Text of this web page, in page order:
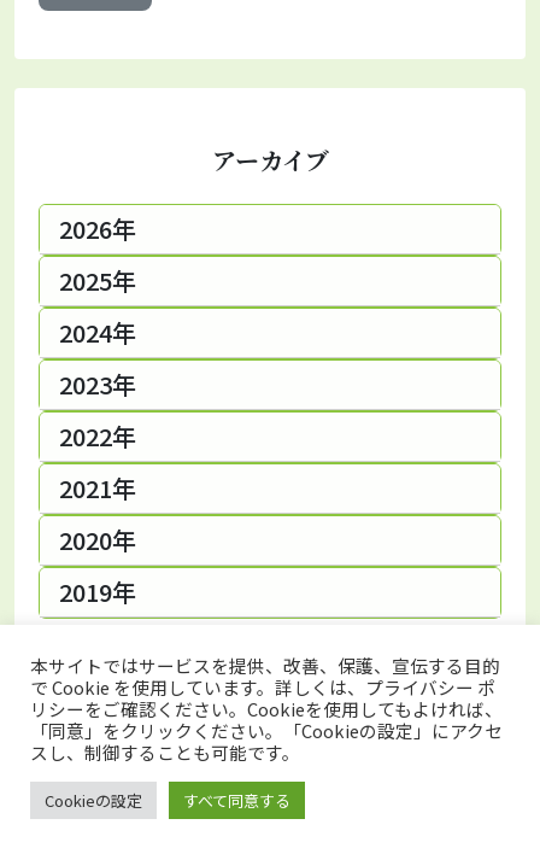
アーカイブ
2026年
2025年
2024年
2023年
2022年
2021年
2020年
2019年
トップページ
プライバシーポリシー
このサイトについて
本サイトではサービスを提供、改善、保護、宣伝する目的
で Cookie を使用しています。詳しくは、プライバシー ポ
リシーをご確認ください。Cookieを使用してもよければ、
「同意」をクリックください。「Cookieの設定」にアクセ
スし、制御することも可能です。
Cookieの設定 すべて同意する